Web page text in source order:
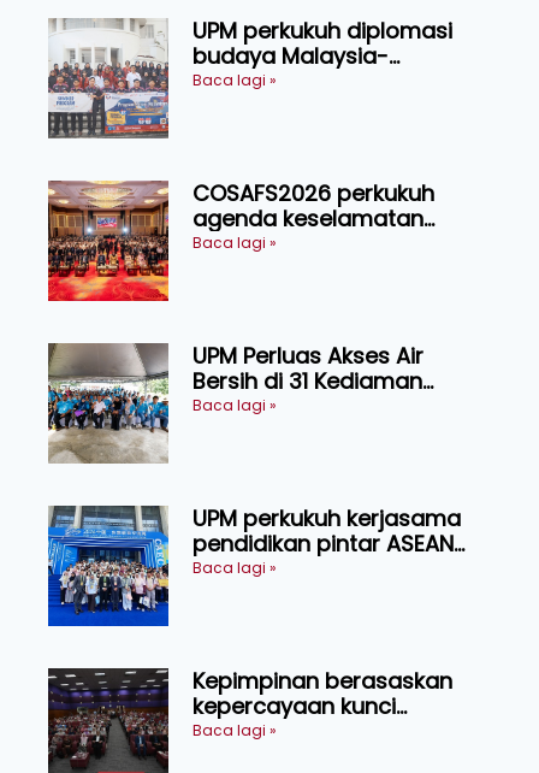
UPM perkukuh diplomasi
budaya Malaysia-
Indonesia melalui Narasi
Baca lagi »
COSAFS2026 perkukuh
agenda keselamatan
makanan, AgriHub pacu
Baca lagi »
UPM Perluas Akses Air
Bersih di 31 Kediaman
Orang Asli Tasik Chini
Baca lagi »
UPM perkukuh kerjasama
pendidikan pintar ASEAN
menerusi lawatan rasmi ke
Baca lagi »
Kepimpinan berasaskan
kepercayaan kunci
kecemerlangan institusi -
Baca lagi »